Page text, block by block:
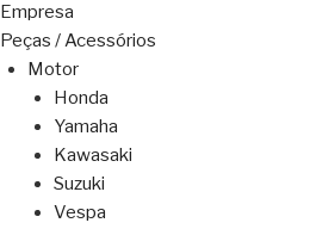
Empresa
Peças / Acessórios
Motor
Honda
Yamaha
Kawasaki
Suzuki
Vespa